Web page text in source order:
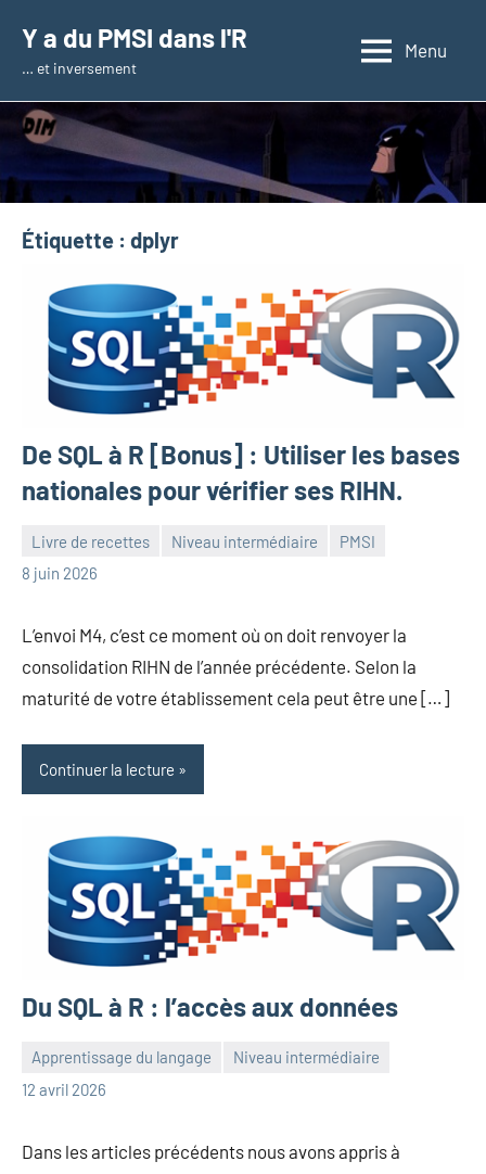
contenu
Y a du PMSI dans l'R
… et inversement
Menu
Étiquette : dplyr
De SQL à R [Bonus] : Utiliser les bases
nationales pour vérifier ses RIHN.
Livre de recettes Niveau intermédiaire
PMSI
8 juin 2026
Frédéric
Aucun
L’envoi M4, c’est ce moment où on doit renvoyer la
consolidation RIHN de l’année précédente. Selon la
maturité de votre établissement cela peut être une […]
Continuer la lecture
Du SQL à R : l’accès aux données
Apprentissage du langage
Niveau intermédiaire
12 avril 2026
Frédéric
Aucun
Dans les articles précédents nous avons appris à